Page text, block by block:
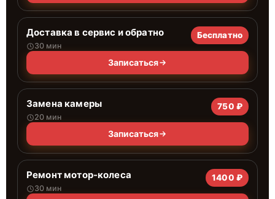
Доставка в сервис и обратно
30 мин
Бесплатно
Записаться
Замена камеры
20 мин
750 ₽
Записаться
Ремонт мотор-колеса
30 мин
1400 ₽